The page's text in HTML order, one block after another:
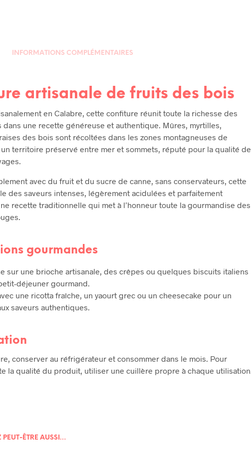
INFORMATIONS COMPLÉMENTAIRES
artisanale de fruits des bois
en Calabre, cette confiture réunit toute la richesse des
une recette généreuse et authentique. Mûres, myrtilles,
des bois sont récoltées dans les zones montagneuses de
un territoire préservé entre mer et sommets, réputé pour la qualité de
avec du fruit et du sucre de canne, sans conservateurs, cette
des saveurs intenses, légèrement acidulées et parfaitement
recette traditionnelle qui met à l’honneur toute la gourmandise des
gourmandes
sur une brioche artisanale, des crêpes ou quelques biscuits italiens
déjeuner gourmand.
une ricotta fraîche, un yaourt grec ou un cheesecake pour un
saveurs authentiques.
conserver au réfrigérateur et consommer dans le mois. Pour
la qualité du produit, utiliser une cuillère propre à chaque utilisation.
PEUT-ÊTRE AUSSI…